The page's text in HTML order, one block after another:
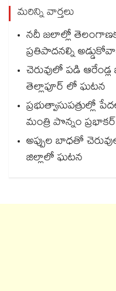
మరిన్ని వార్తలు
నదీ జలాల్లో
ప్రతిపాదనల్ని
చెరువులో పడి
తెల్లాపూర్ లో ఘటన
ప్రభుత్వాసుపత్రుల్లో
మంత్రి పొన్నం ప్రభాకర్
అప్పుల బాధతో
జిల్లాలో ఘటన